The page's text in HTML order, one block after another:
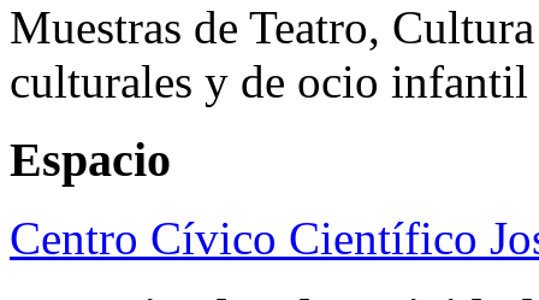
Muestras de Teatro,
culturales y de ocio infantil
Espacio
Centro Cívico Científico